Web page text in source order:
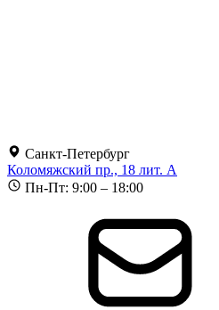
Санкт-Петербург
Коломяжский пр., 18 лит. А
Пн-Пт: 9:00 – 18:00